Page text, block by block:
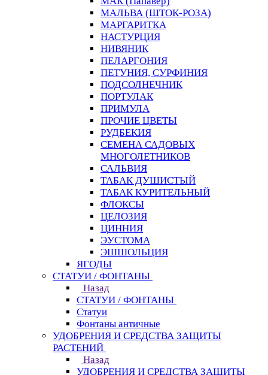
МАЛЬВА (ШТОК-РОЗА)
МАРГАРИТКА
НАСТУРЦИЯ
НИВЯНИК
ПЕЛАРГОНИЯ
ПЕТУНИЯ, СУРФИНИЯ
ПОДСОЛНЕЧНИК
ПОРТУЛАК
ПРИМУЛА
ПРОЧИЕ ЦВЕТЫ
РУДБЕКИЯ
СЕМЕНА САДОВЫХ
МНОГОЛЕТНИКОВ
САЛЬВИЯ
ТАБАК ДУШИСТЫЙ
ТАБАК КУРИТЕЛЬНЫЙ
ФЛОКСЫ
ЦЕЛОЗИЯ
ЦИННИЯ
ЭУСТОМА
ЭШШОЛЬЦИЯ
ЯГОДЫ
СТАТУИ / ФОНТАНЫ
Назад
СТАТУИ / ФОНТАНЫ
Статуи
Фонтаны античные
УДОБРЕНИЯ И СРЕДСТВА ЗАЩИТЫ
РАСТЕНИЙ
Назад
УДОБРЕНИЯ И СРЕДСТВА ЗАЩИТЫ